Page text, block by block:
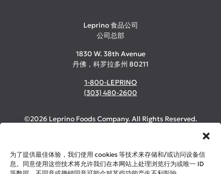
为了提供最佳体验，我们使用 cookies 等技术来存储和/或访问设备信
息。同意使用这些技术将允许我们在本网站上处理浏览行为或唯一 ID
Leprino 食品公司
公司总部
1830 W. 38th Avenue
丹佛，科罗拉多州 80211
1-800-LEPRINO
(303) 480-2600
©2026 Leprino Foods Company. All Rights Reserved.
法律